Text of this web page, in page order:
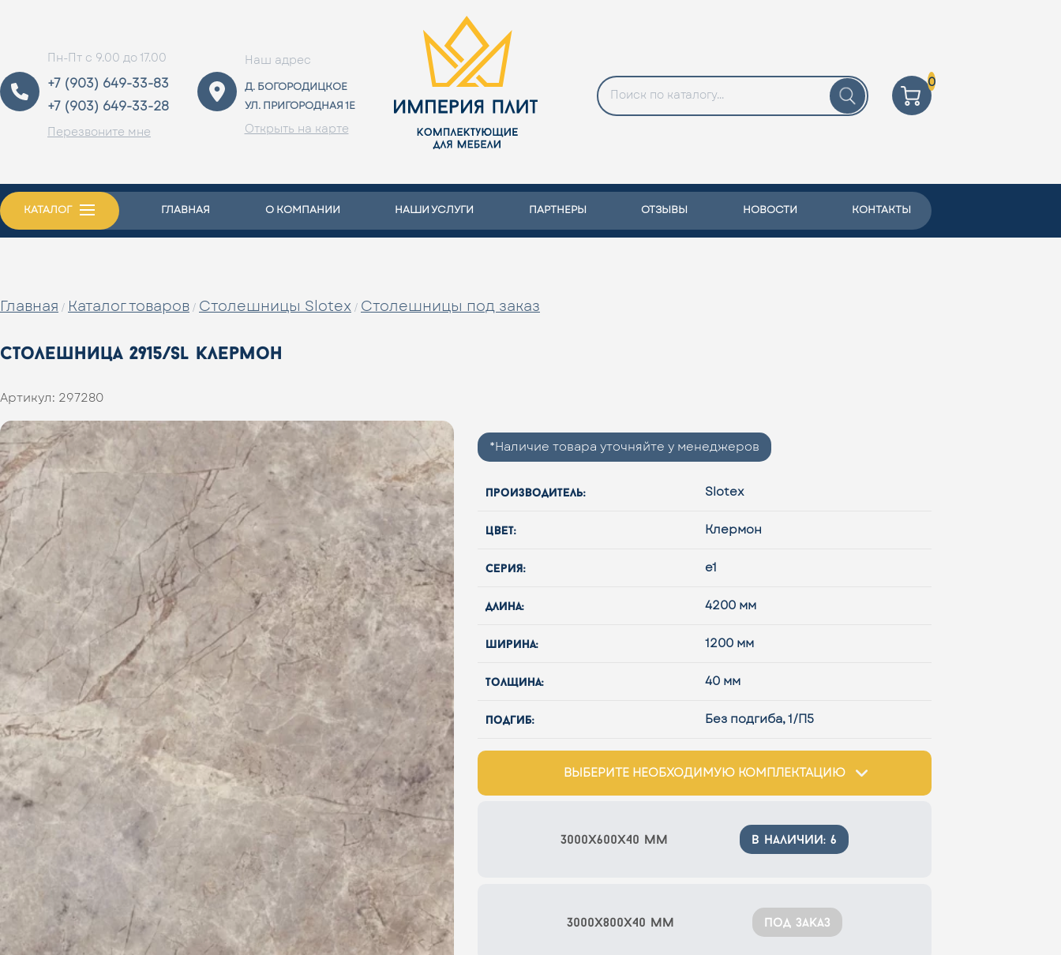
Пн-Пт с 9.00 до 17.00
+7 (903) 649-33-83
+7 (903) 649-33-28
Перезвоните мне
Наш адрес
Д. БОГОРОДИЦКОЕ
УЛ. ПРИГОРОДНАЯ 1Е
Открыть на карте
0
КАТАЛОГ ГЛАВНАЯ О КОМПАНИИ НАШИ УСЛУГИ ПАРТНЕРЫ ОТЗЫВЫ НОВОСТИ КОНТАКТЫ
Главная / Каталог товаров / Столешницы Slotex / Столешницы под заказ
столешница 2915/sl клермон
Артикул: 297280
*Наличие товара уточняйте у менеджеров
производитель: Slotex
цвет: Клермон
серия: e1
длина: 4200 мм
ширина: 1200 мм
толщина: 40 мм
подгиб: Без подгиба, 1/П5
ВЫБЕРИТЕ НЕОБХОДИМУЮ КОМПЛЕКТАЦИЮ
3000x600x40 мм в наличии: 6
3000x800x40 мм под заказ